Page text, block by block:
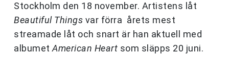
Stockholm den 18 november. Artistens låt
Beautiful Things var förra årets mest
streamade låt och snart är han aktuell med
albumet American Heart som släpps 20 juni.